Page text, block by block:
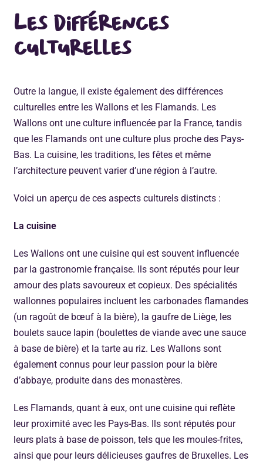
Les différences
culturelles
Outre la langue, il existe également des différences
culturelles entre les Wallons et les Flamands. Les
Wallons ont une culture influencée par la France, tandis
que les Flamands ont une culture plus proche des Pays-
Bas. La cuisine, les traditions, les fêtes et même
l’architecture peuvent varier d’une région à l’autre.
Voici un aperçu de ces aspects culturels distincts :
La cuisine
Les Wallons ont une cuisine qui est souvent influencée
par la gastronomie française. Ils sont réputés pour leur
amour des plats savoureux et copieux. Des spécialités
wallonnes populaires incluent les carbonades flamandes
(un ragoût de bœuf à la bière), la gaufre de Liège, les
boulets sauce lapin (boulettes de viande avec une sauce
à base de bière) et la tarte au riz. Les Wallons sont
également connus pour leur passion pour la bière
d’abbaye, produite dans des monastères.
Les Flamands, quant à eux, ont une cuisine qui reflète
leur proximité avec les Pays-Bas. Ils sont réputés pour
leurs plats à base de poisson, tels que les moules-frites,
ainsi que pour leurs délicieuses gaufres de Bruxelles. Les